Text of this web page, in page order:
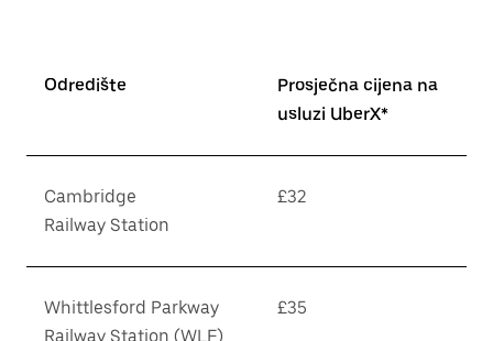
Odredište
Prosječna cijena na
usluzi UberX*
Cambridge
Railway Station
£32
Whittlesford Parkway
Railway Station (WLF)
£35